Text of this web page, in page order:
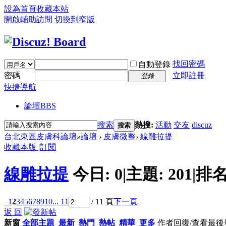
設為首頁收藏本站
開啟輔助訪問 切換到窄版
自動登錄 找回密碼
密碼
登錄
立即註冊
快捷導航
論壇BBS
搜索 搜索 熱搜: 活動 交友 discuz
台北東區皮膚科論壇»論壇 › 皮膚微整› 線雕拉提
收藏本版 |訂閱
線雕拉提 今日: 0|主題: 201|排
12345678910... 11 / 11 頁下一頁
返 回
新窗 全部主題 最新 熱門 熱帖 精華 更多 作者回復/查看最後